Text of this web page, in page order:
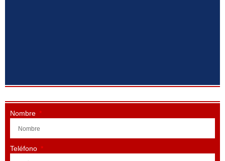
Nombre
Teléfono